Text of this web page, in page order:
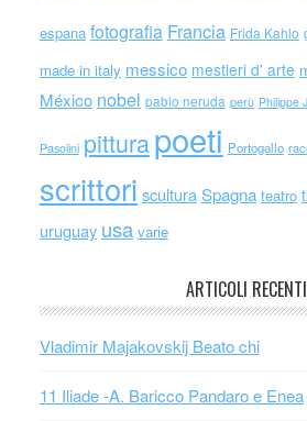
espana fotografia Francia Frida Kahlo
made in italy messico mestieri d' arte
México nobel pablo neruda perù Philippe
Pasolini pitturapoeti Portogallo
scrittori scultura Spagna teatro
uruguay usa varie
ARTICOLI RECENTI
Vladimir Majakovskij Beato chi
11 Iliade -A. Baricco Pandaro e Enea